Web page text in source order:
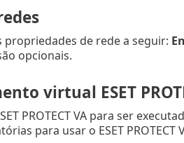
propriedades de rede a seguir:
opcionais.
virtual ESET
PROTECT VA para ser
para usar o ESET PROTECT